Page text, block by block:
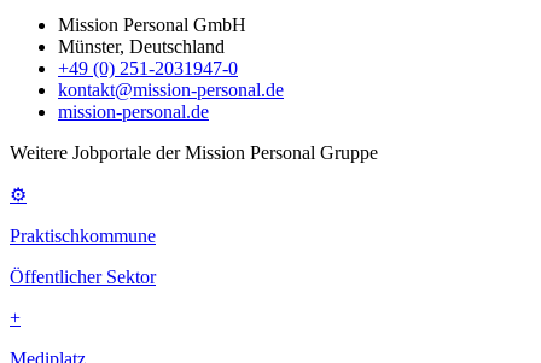
Mission Personal GmbH
Münster, Deutschland
+49 (0) 251-2031947-0
kontakt@mission-personal.de
mission-personal.de
Weitere Jobportale der Mission Personal Gruppe
⚙
Praktischkommune
Öffentlicher Sektor
+
Mediplatz